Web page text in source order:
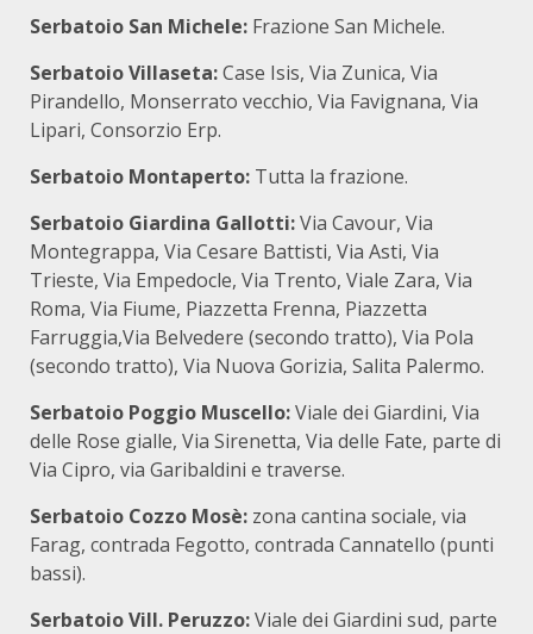
Serbatoio San Michele: Frazione San Michele.
Serbatoio Villaseta:Case Isis, Via Zunica, Via
Pirandello, Monserrato vecchio, Via Favignana, Via
Lipari, Consorzio Erp.
Serbatoio Montaperto: Tutta la frazione.
Serbatoio Giardina Gallotti:Via Cavour, Via
Montegrappa, Via Cesare Battisti, Via Asti, Via
Trieste, Via Empedocle, Via Trento, Viale Zara, Via
Roma, Via Fiume, Piazzetta Frenna, Piazzetta
Farruggia,Via Belvedere (secondo tratto), Via Pola
(secondo tratto), Via Nuova Gorizia, Salita Palermo.
Serbatoio Poggio Muscello:Viale dei Giardini, Via
delle Rose gialle, Via Sirenetta, Via delle Fate, parte di
Via Cipro, via Garibaldini e traverse.
Serbatoio Cozzo Mosè: zona cantina sociale, via
Farag, contrada Fegotto, contrada Cannatello (punti
bassi).
Serbatoio Vill. Peruzzo:Viale dei Giardini sud, parte